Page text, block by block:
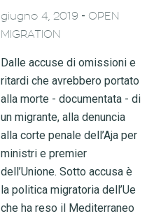
giugno 4, 2019 - OPEN
MIGRATION
Dalle accuse di omissioni e
ritardi che avrebbero portato
alla morte - documentata - di
un migrante, alla denuncia
alla corte penale dell’Aja per
ministri e premier
dell’Unione. Sotto accusa è
la politica migratoria dell’Ue
che ha reso il Mediterraneo